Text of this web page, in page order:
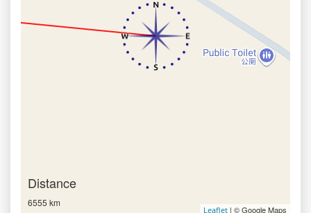
Distance
6555 km
Leaflet | © Google Maps